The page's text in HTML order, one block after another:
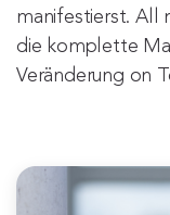
manifestierst. All
die komplette
Veränderung on